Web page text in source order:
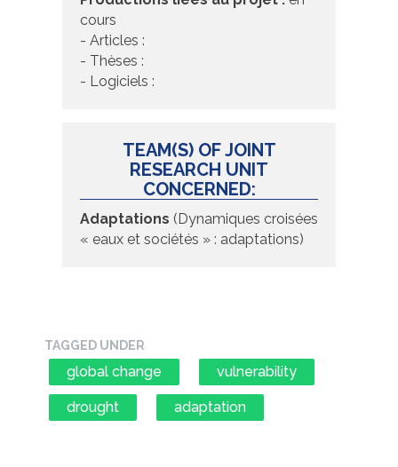
cours
- Articles :
- Thèses :
- Logiciels :
TEAM(S) OF JOINT
RESEARCH UNIT
CONCERNED:
Adaptations (Dynamiques croisées
« eaux et sociétés » : adaptations)
TAGGED UNDER
global change vulnerability
drought adaptation